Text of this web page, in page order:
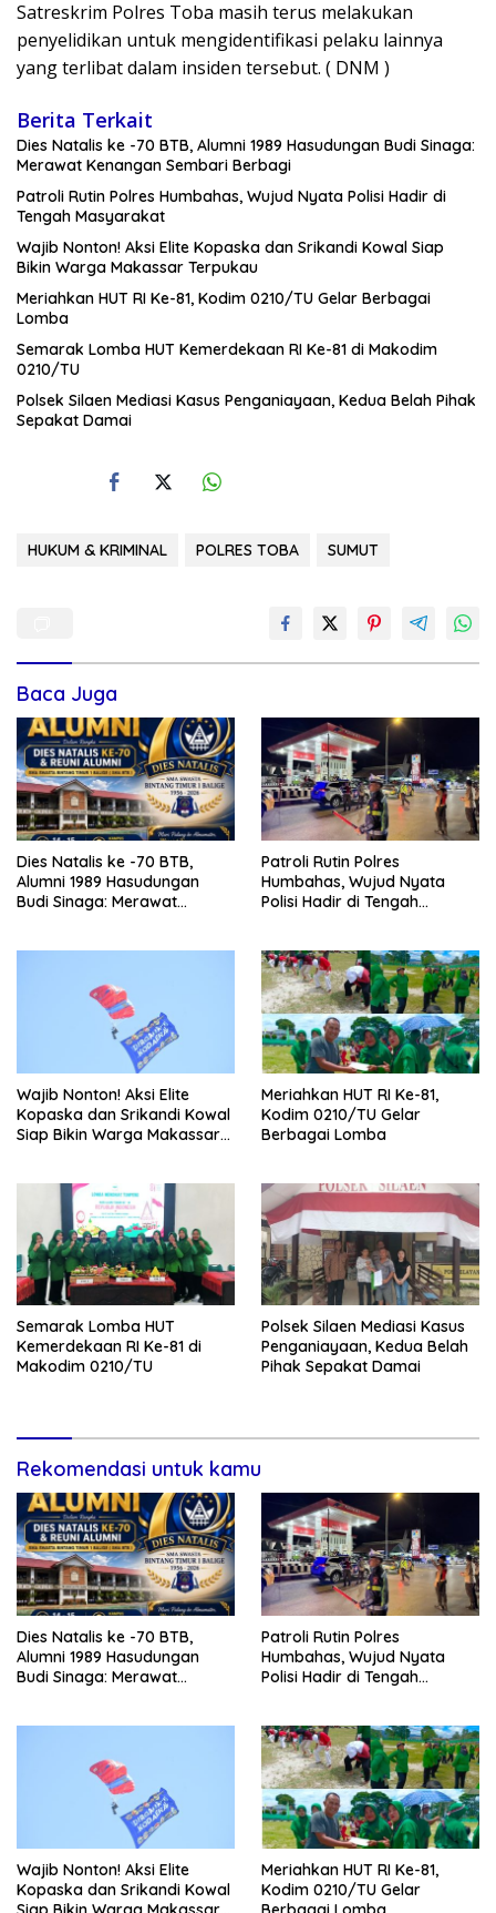
Satreskrim Polres Toba masih terus melakukan
penyelidikan untuk mengidentifikasi pelaku lainnya
yang terlibat dalam insiden tersebut. ( DNM )
Berita Terkait
Dies Natalis ke -70 BTB, Alumni 1989 Hasudungan Budi Sinaga:
Merawat Kenangan Sembari Berbagi
Patroli Rutin Polres Humbahas, Wujud Nyata Polisi Hadir di
Tengah Masyarakat
Wajib Nonton! Aksi Elite Kopaska dan Srikandi Kowal Siap
Bikin Warga Makassar Terpukau
Meriahkan HUT RI Ke-81, Kodim 0210/TU Gelar Berbagai
Lomba
Semarak Lomba HUT Kemerdekaan RI Ke-81 di Makodim
0210/TU
Polsek Silaen Mediasi Kasus Penganiayaan, Kedua Belah Pihak
Sepakat Damai
HUKUM & KRIMINAL POLRES TOBA SUMUT
Baca Juga
Dies Natalis ke -70 BTB,
Alumni 1989 Hasudungan
Budi Sinaga: Merawat
Patroli Rutin Polres
Humbahas, Wujud Nyata
Polisi Hadir di Tengah
Wajib Nonton! Aksi Elite
Kopaska dan Srikandi Kowal
Siap Bikin Warga Makassar
Meriahkan HUT RI Ke-81,
Kodim 0210/TU Gelar
Berbagai Lomba
Semarak Lomba HUT
Kemerdekaan RI Ke-81 di
Makodim 0210/TU
Polsek Silaen Mediasi Kasus
Penganiayaan, Kedua Belah
Pihak Sepakat Damai
Rekomendasi untuk kamu
Dies Natalis ke -70 BTB,
Alumni 1989 Hasudungan
Budi Sinaga: Merawat
Patroli Rutin Polres
Humbahas, Wujud Nyata
Polisi Hadir di Tengah
Wajib Nonton! Aksi Elite
Kopaska dan Srikandi Kowal
Meriahkan HUT RI Ke-81,
Kodim 0210/TU Gelar